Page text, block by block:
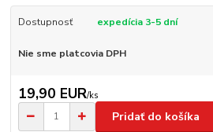
Dostupnosť expedícia 3-5 dní
Nie sme platcovia DPH
19,90 EUR/ks
Pridať do košíka